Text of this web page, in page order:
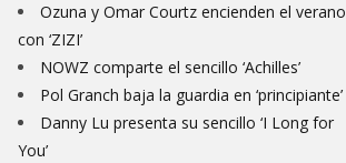
Ozuna y Omar Courtz encienden el verano
con ‘ZIZI’
NOWZ comparte el sencillo ‘Achilles’
Pol Granch baja la guardia en ‘principiante’
Danny Lu presenta su sencillo ‘I Long for
You’